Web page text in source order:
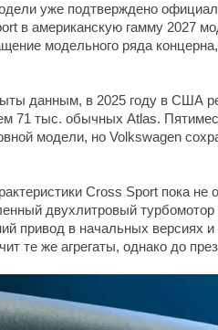
уже подтверждено
в американскую гамму 2027
модельного ряда
данным, в 2025 году в США
71 тыс. обычных Atlas.
модели, но Volkswagen
Cross Sport пока
двухлитровый
привод в начальных версиях
те же агрегаты, однако до